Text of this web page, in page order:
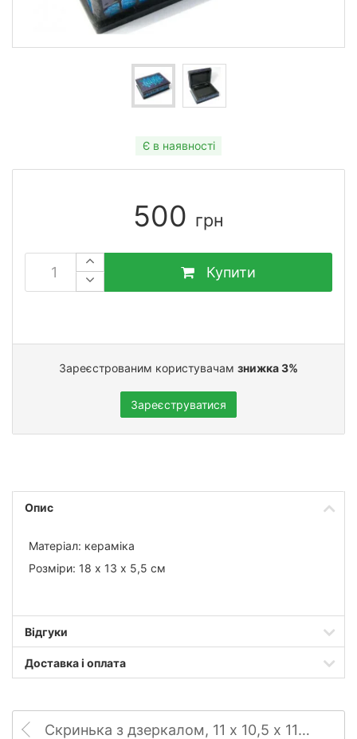
Є в наявності
500 грн
Купити
Зареєстрованим користувачам знижка 3%
Зареєструватися
Опис
Матеріал: кераміка
Розміри: 18 х 13 х 5,5 см
Відгуки
Доставка і оплата
Скринька з дзеркалом, 11 х 10,5 х 11 см